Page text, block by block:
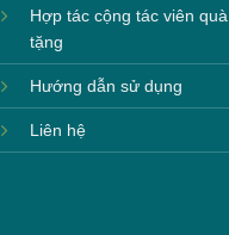
Hợp tác cộng tác viên quà
tặng
Hướng dẫn sử dụng
Liên hệ